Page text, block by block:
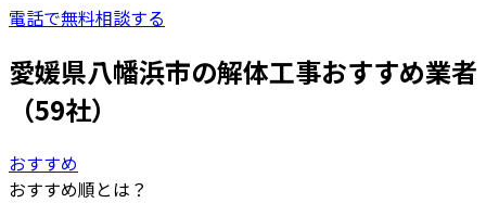
電話で無料相談する
愛媛県八幡浜市の解体工事おすすめ業者
（59社）
おすすめ
おすすめ順とは？